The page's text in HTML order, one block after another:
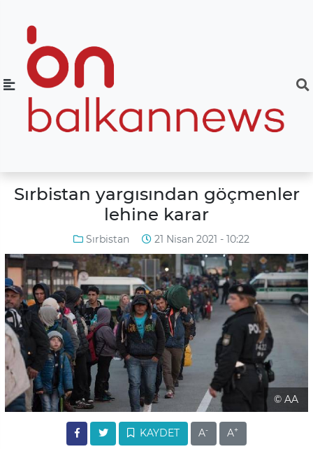
Sırbistan yargısından göçmenler
lehine karar
Sırbistan 21 Nisan 2021 - 10:22
© AA
KAYDET A- A+